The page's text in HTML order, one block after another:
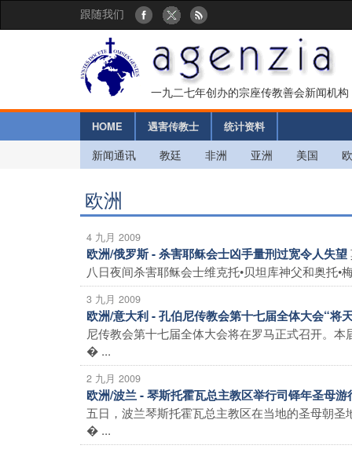
跟随我们
一九二七年创办的宗座传教善会新闻机构
HOME 遇害传教士 统计资料
新闻通讯 教廷 非洲 亚洲 美国
欧洲
4 九月 2009
欧洲/俄罗斯 - 杀害耶稣会士凶手量刑过宽令人失望
八日夜间杀害耶稣会士维克托•贝坦库神父和奥托•
3 九月 2009
欧洲/意大利 - 孔伯尼传教会第十七届全体大会“将
尼传教会第十七届全体大会将在罗马正式召开。
� ...
2 九月 2009
欧洲/波兰 - 琴斯托霍瓦总主教区举行司铎年圣母
五日，波兰琴斯托霍瓦总主教区在当地的圣母朝
� ...